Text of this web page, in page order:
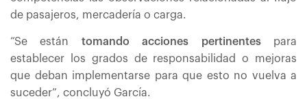
de pasajeros, mercadería o carga.
“Se están tomando acciones pertinentespara
establecer los grados de responsabilidad o mejoras
que deban implementarse para que esto no vuelva a
suceder”, concluyó García.